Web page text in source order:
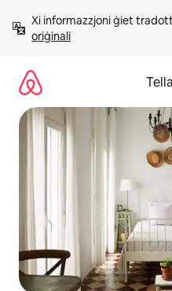
għall-
kontenut
Xi informazzjoni ġiet
oriġinali